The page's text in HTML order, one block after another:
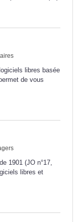
libres basée
de vous
1901 (JO n°17,
libres et